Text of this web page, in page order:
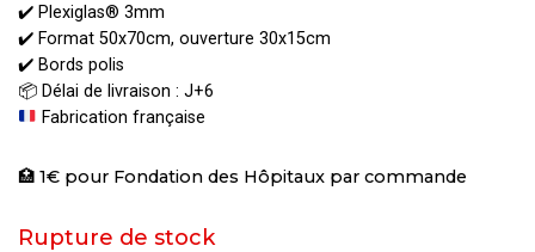
✔️ Plexiglas® 3mm
✔️ Format 50x70cm, ouverture 30x15cm
✔️ Bords polis
📦 Délai de livraison : J+6
Fabrication française
🏥 1€ pour Fondation des Hôpitaux par commande
Rupture de stock